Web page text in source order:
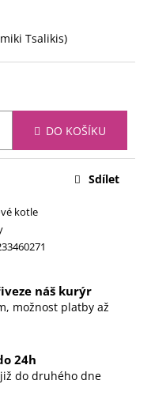
Tsalikis)
DO KOŠÍKU
kotle
Sdílet
náš kurýr
možnost platby až
24h
do druhého dne